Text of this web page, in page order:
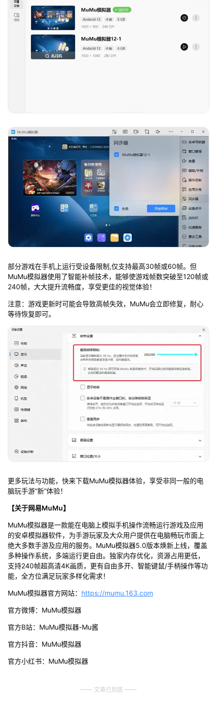
部分游戏在手机上运行受设备限制,仅支持最高30帧或60帧。但
MuMu模拟器使用了智能补帧技术，能够使游戏帧数突破至120帧或
240帧，大大提升流畅度，享受更佳的视觉体验！
注意：游戏更新时可能会导致高帧失效，MuMu会立即修复，耐心
等待恢复即可。
更多玩法与功能，快来下载MuMu模拟器体验，享受非同一般的电
脑玩手游“新”体验！
【关于网易MuMu】
MuMu模拟器是一款能在电脑上模拟手机操作流畅运行游戏及应用
的安卓模拟器软件，为手游玩家及大众用户提供在电脑畅玩市面上
绝大多数手游及应用的服务。MuMu模拟器5.0版本焕新上线，覆盖
多种操作系统，多端运行更自由。独家内存优化，资源占用更低，
支持240帧超高清4K画质，更有自由多开、智能键鼠/手柄操作等功
能，全方位满足玩家多样化需求！
MuMu模拟器官方网站： https://mumu.163.com
官方微博：MuMu模拟器
官方B站：MuMu模拟器-Mu酱
官方抖音：MuMu模拟器
官方小红书：MuMu模拟器
文章已到底